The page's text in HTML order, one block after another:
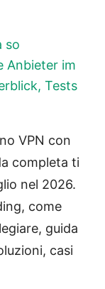
so
Anbieter im
Tests
VPN con
completa ti
nel 2026.
come
guida
casi